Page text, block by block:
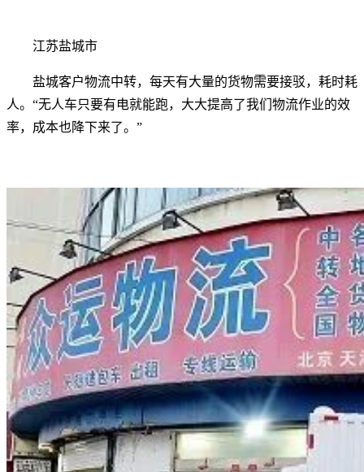
江苏盐城市
盐城客户物流中转，每天有大量的货物需要接驳，耗时耗
人。“无人车只要有电就能跑，大大提高了我们物流作业的效
率，成本也降下来了。”